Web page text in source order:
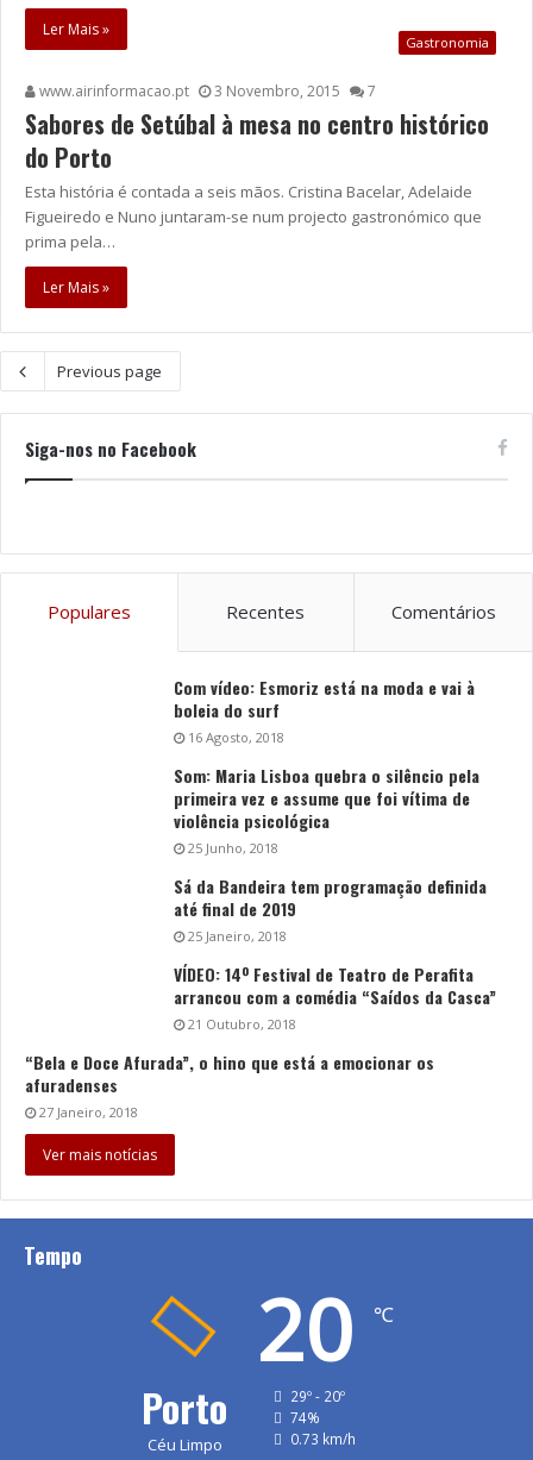
Ler Mais »
Gastronomia
www.airinformacao.pt 3 Novembro, 2015 7
Sabores de Setúbal à mesa no centro histórico
do Porto
Esta história é contada a seis mãos. Cristina Bacelar, Adelaide
Figueiredo e Nuno juntaram-se num projecto gastronómico que
prima pela…
Ler Mais »
Previous page
Siga-nos no Facebook
Populares Recentes Comentários
Com vídeo: Esmoriz está na moda e vai à
boleia do surf
16 Agosto, 2018
Som: Maria Lisboa quebra o silêncio pela
primeira vez e assume que foi vítima de
violência psicológica
25 Junho, 2018
Sá da Bandeira tem programação definida
até final de 2019
25 Janeiro, 2018
VÍDEO: 14º Festival de Teatro de Perafita
arrancou com a comédia “Saídos da Casca”
21 Outubro, 2018
“Bela e Doce Afurada”, o hino que está a emocionar os
afuradenses
27 Janeiro, 2018
Ver mais notícias
Tempo
Porto
Céu Limpo
20 ℃
29º - 20º
74%
0.73 km/h